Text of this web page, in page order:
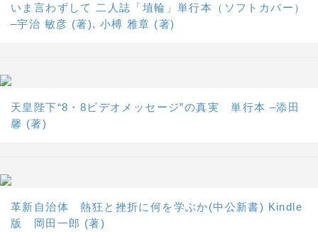
いま言わずして 二人誌「埴輪」単行本（ソフトカバー）
–宇治 敏彦 (著), 小榑 雅章 (著)
天皇陛下“8・8ビデオメッセージ”の真実 単行本 –添田
馨 (著)
革新自治体 熱狂と挫折に何を学ぶか(中公新書) Kindle
版 岡田一郎 (著)